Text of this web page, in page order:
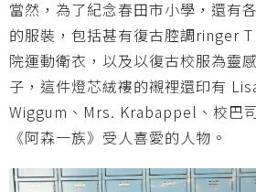
當然，為了紀念春田市小學，還有
的服裝，包括甚有復古腔調ringer
院運動衛衣，以及以復古校服為靈
子，這件燈芯絨褸的襯裡還印有
Wiggum、Mrs. Krabappel、校巴
《阿森一族》受人喜愛的人物。